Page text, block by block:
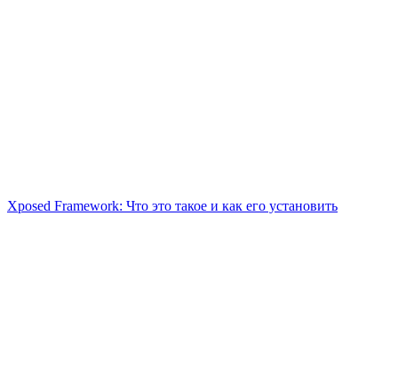
Xposed Framework: Что это такое и как его установить